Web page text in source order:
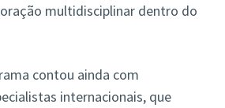
multidisciplinar dentro do
contou ainda com
internacionais, que